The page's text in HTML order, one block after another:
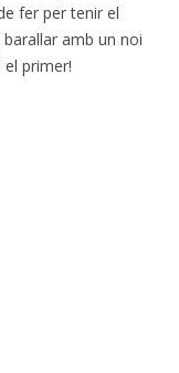
fer per tenir el
amb un noi
primer!